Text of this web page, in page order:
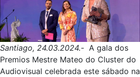
Santiago, 24.03.2024.- A gala dos
Premios Mestre Mateo do Cluster do
Audiovisual celebrada este sábado na